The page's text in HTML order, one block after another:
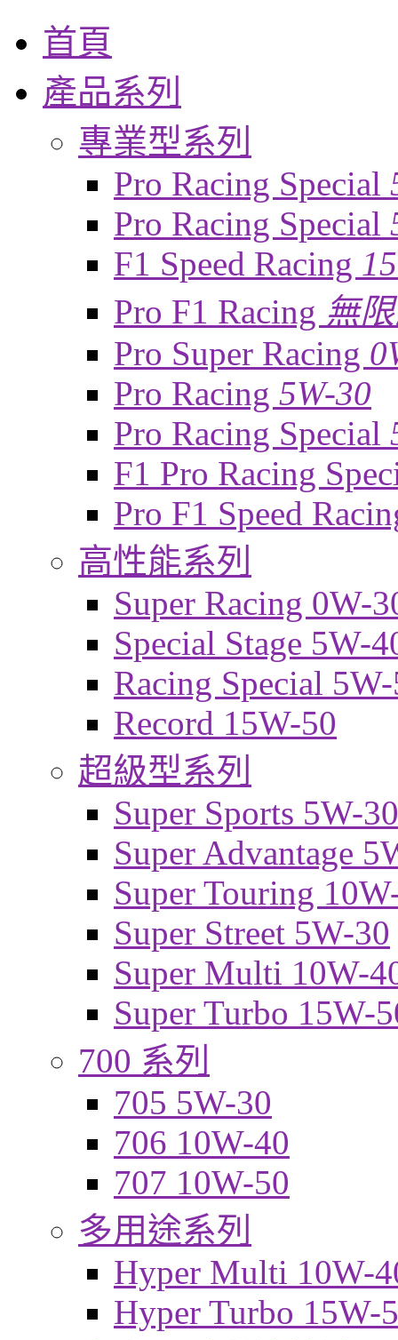
首頁
產品系列
專業型系列
Pro Racing Special
Pro Racing Special
F1 Speed Racing
Pro F1 Racing 無
Pro Super Racing
Pro Racing 5W-30
Pro Racing Special
F1 Pro Racing
Pro F1 Speed
高性能系列
Super Racing 0W-
Special Stage 5W-
Racing Special
Record 15W-50
超級型系列
Super Sports 5W-30
Super Advantage
Super Touring
Super Street 5W-30
Super Multi 10W-
Super Turbo 15W-
700 系列
705 5W-30
706 10W-40
707 10W-50
多用途系列
Hyper Multi 10W-
Hyper Turbo 15W-